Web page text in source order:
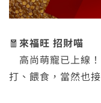
🧧 來福旺 招財喵
高尚萌寵已上線
打、餵食，當然也